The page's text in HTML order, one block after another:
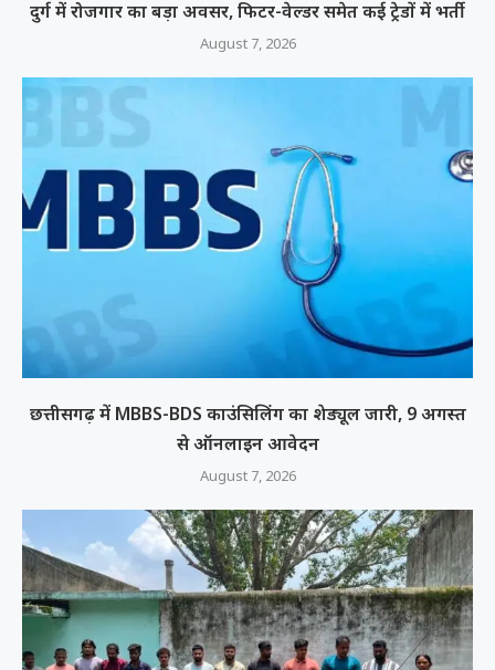
दुर्ग में रोजगार का बड़ा अवसर, फिटर-वेल्डर समेत कई ट्रेडों में भर्ती
August 7, 2026
छत्तीसगढ़ में MBBS-BDS काउंसिलिंग का शेड्यूल जारी, 9 अगस्त
से ऑनलाइन आवेदन
August 7, 2026